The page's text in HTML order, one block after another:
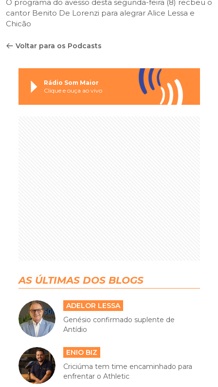
O programa do avesso desta segunda-feira (8) recbeu o
cantor Benito De Lorenzi para alegrar Alice Lessa e
Chicão
Voltar para os Podcasts
Rádio Som Maior
Clique e ouça ao vivo
AS ÚLTIMAS DOS BLOGS
ADELOR LESSA
Genésio confirmado suplente de
Antídio
ENIO BIZ
Criciúma tem time encaminhado para
enfrentar o Athletic